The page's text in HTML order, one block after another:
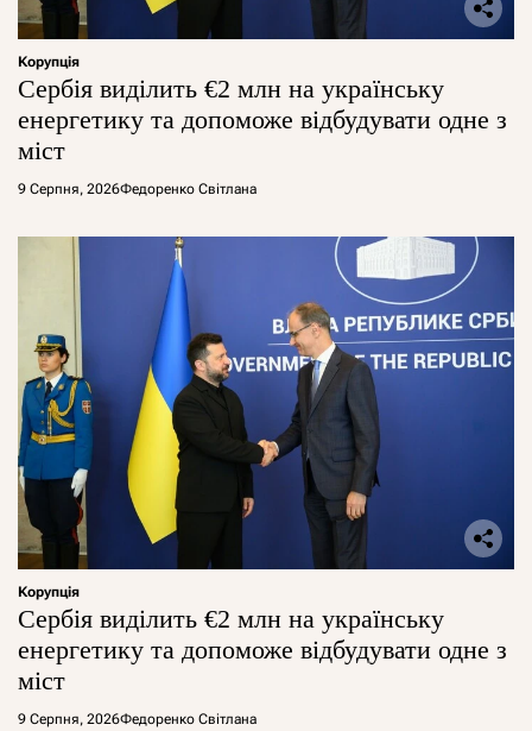
Корупція
Сербія виділить €2 млн на українську
енергетику та допоможе відбудувати одне з
міст
9 Серпня, 2026Федоренко Світлана
Корупція
Сербія виділить €2 млн на українську
енергетику та допоможе відбудувати одне з
міст
9 Серпня, 2026Федоренко Світлана